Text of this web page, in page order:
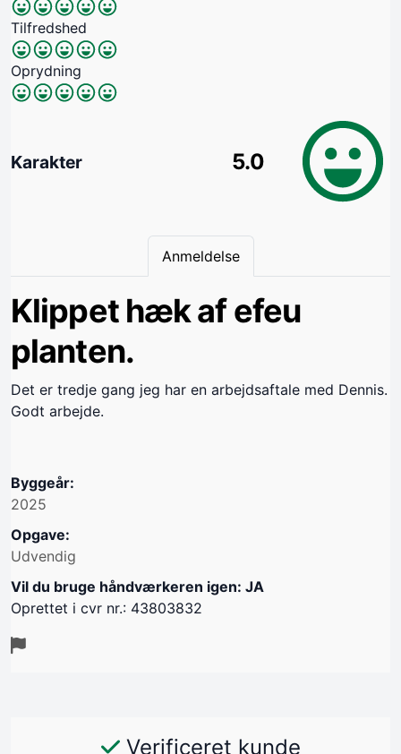
Tilfredshed
Oprydning
Karakter 5.0
Anmeldelse
Klippet hæk af efeu
planten.
Det er tredje gang jeg har en arbejdsaftale med Dennis.
Godt arbejde.
Byggeår:
2025
Opgave:
Udvendig
Vil du bruge håndværkeren igen: JA
Oprettet i cvr nr.: 43803832
Verificeret kunde